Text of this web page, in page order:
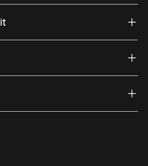
Facebook (external link)
on Instagram (external link)
Thule on Youtube (external